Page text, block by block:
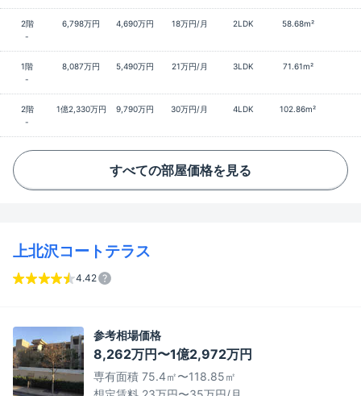
2階 6,798万円 4,690万円 18万円/月 2LDK
58.68m²
-
1階 8,087万円 5,490万円 21万円/月 3LDK
71.61m²
-
2階 1億2,330万円 9,790万円 30万円/月 4LDK
102.86m²
-
すべての部屋価格を見る
上北沢コートテラス
4.42
参考相場価格
8,262万円〜1億2,972万円
専有面積 75.4㎡〜118.85㎡